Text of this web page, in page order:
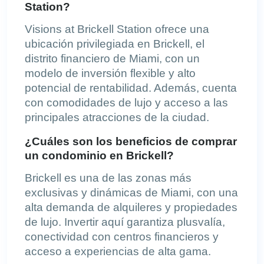
Station?
Visions at Brickell Station ofrece una
ubicación privilegiada en Brickell, el
distrito financiero de Miami, con un
modelo de inversión flexible y alto
potencial de rentabilidad. Además, cuenta
con comodidades de lujo y acceso a las
principales atracciones de la ciudad.
¿Cuáles son los beneficios de comprar
un condominio en Brickell?
Brickell es una de las zonas más
exclusivas y dinámicas de Miami, con una
alta demanda de alquileres y propiedades
de lujo. Invertir aquí garantiza plusvalía,
conectividad con centros financieros y
acceso a experiencias de alta gama.